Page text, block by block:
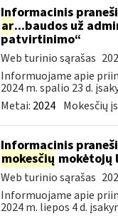
Informacinis
ar...baudos už
patvirtinimo“
Web turinio sąrašas
Informuojame apie
2024 m. spalio 23 d.
Metai: 2024 Mokesčių
Informacinis
mokesčių mokėtojų
Web turinio sąrašas
Informuojame apie
2024 m. liepos 4 d.